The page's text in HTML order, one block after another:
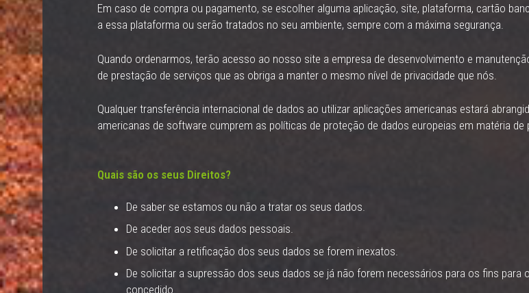
Em caso de compra ou pagamento, se escolher alguma aplicação, site, plataforma, cartão
a essa plataforma ou serão tratados no seu ambiente, sempre com a máxima segurança.
Quando ordenarmos, terão acesso ao nosso site a empresa de desenvolvimento e
de prestação de serviços que as obriga a manter o mesmo nível de privacidade que nós.
Qualquer transferência internacional de dados ao utilizar aplicações americanas estará
americanas de software cumprem as políticas de proteção de dados europeias em matéria de
Quais são os seus Direitos?
De saber se estamos ou não a tratar os seus dados.
De aceder aos seus dados pessoais.
De solicitar a retificação dos seus dados se forem inexatos.
De solicitar a supressão dos seus dados se já não forem necessários para os fins
concedido.